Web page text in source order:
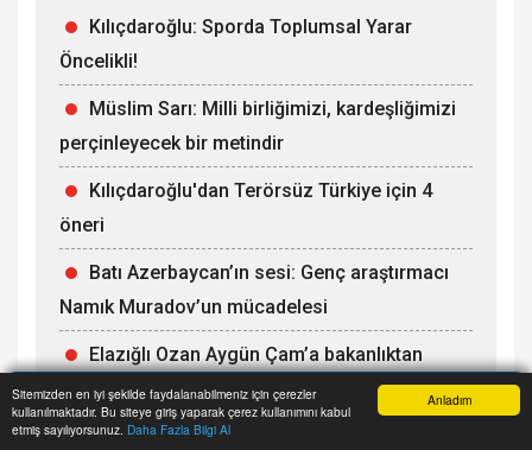
Anladım
Sitemizden en iyi şekilde faydalanabilmeniz için çerezler
kullanılmaktadır. Bu siteye giriş yaparak çerez kullanımını kabul
etmiş sayılıyorsunuz. Daha Fazla Bilgi Al
Kılıçdaroğlu: Sporda Toplumsal Yarar
Öncelikli!
Müslim Sarı: Milli birliğimizi, kardeşliğimizi
perçinleyecek bir metindir
Kılıçdaroğlu'dan Terörsüz Türkiye için 4
öneri
Batı Azerbaycan’ın sesi: Genç araştırmacı
Namık Muradov’un mücadelesi
Elazığlı Ozan Aygün Çam’a bakanlıktan
önemli ünvan
Anasayfa Yazarlar Haber Ara İhbar Hattı Menu